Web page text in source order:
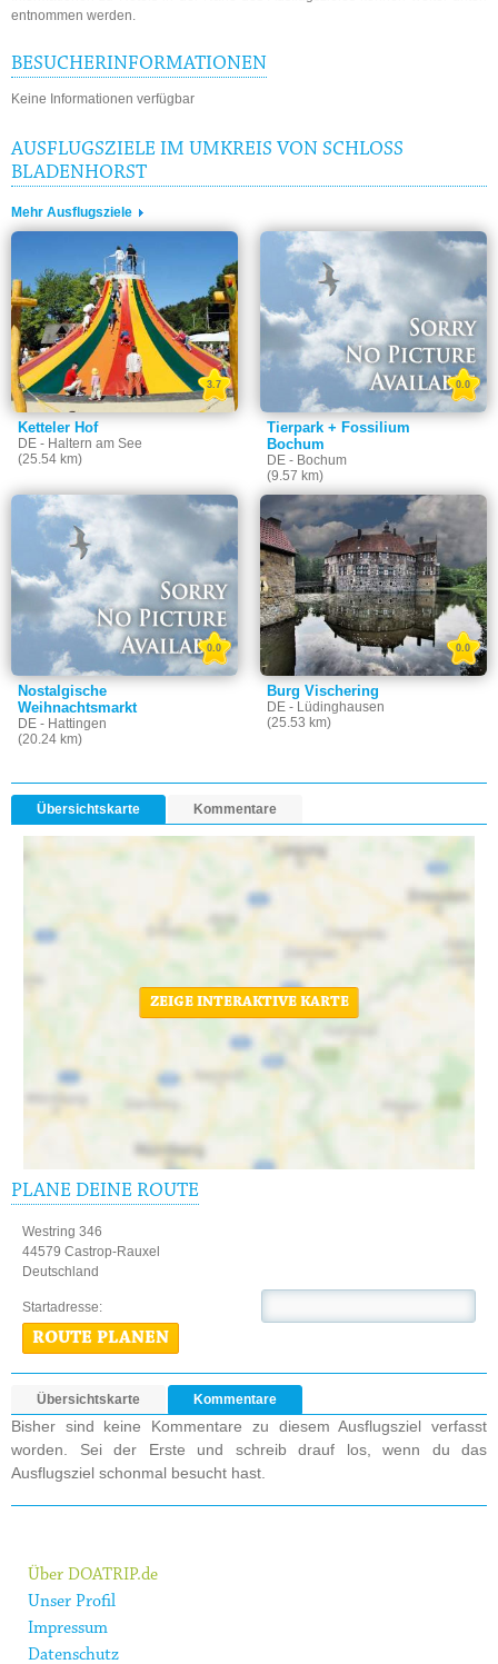
entnommen werden.
BESUCHERINFORMATIONEN
Keine Informationen verfügbar
AUSFLUGSZIELE IM UMKREIS VON SCHLOSS
BLADENHORST
Mehr Ausflugsziele
Ketteler Hof
DE - Haltern am See
(25.54 km)
3.7
Tierpark + Fossilium
Bochum
DE - Bochum
(9.57 km)
0.0
Nostalgische
Weihnachtsmarkt
DE - Hattingen
(20.24 km)
0.0
Burg Vischering
DE - Lüdinghausen
(25.53 km)
0.0
Übersichtskarte Kommentare
ZEIGE INTERAKTIVE KARTE
PLANE DEINE ROUTE
Westring 346
44579 Castrop-Rauxel
Deutschland
Startadresse:
ROUTE PLANEN
Übersichtskarte Kommentare
Bisher sind keine Kommentare zu diesem Ausflugsziel verfasst
worden. Sei der Erste und schreib drauf los, wenn du das
Ausflugsziel schonmal besucht hast.
Über DOATRIP.de
Unser Profil
Impressum
Datenschutz